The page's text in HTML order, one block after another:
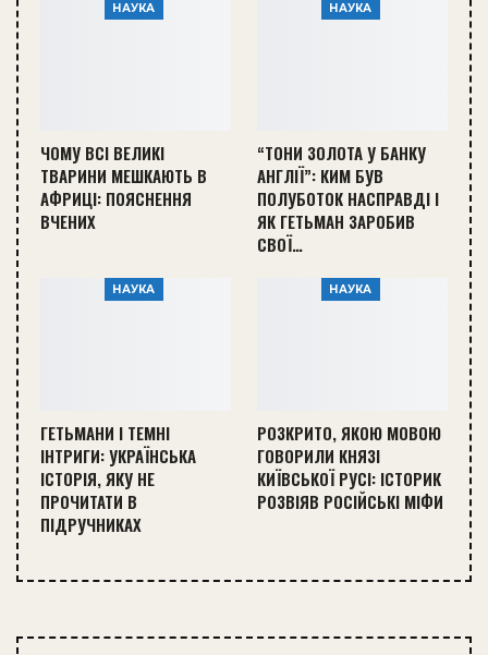
НАУКА
ЧОМУ ВСІ ВЕЛИКІ
ТВАРИНИ МЕШКАЮТЬ В
АФРИЦІ: ПОЯСНЕННЯ
ВЧЕНИХ
НАУКА
“ТОНИ ЗОЛОТА У БАНКУ
АНГЛІЇ”: КИМ БУВ
ПОЛУБОТОК НАСПРАВДІ І
ЯК ГЕТЬМАН ЗАРОБИВ
СВОЇ…
НАУКА
ГЕТЬМАНИ І ТЕМНІ
ІНТРИГИ: УКРАЇНСЬКА
ІСТОРІЯ, ЯКУ НЕ
ПРОЧИТАТИ В
ПІДРУЧНИКАХ
НАУКА
РОЗКРИТО, ЯКОЮ МОВОЮ
ГОВОРИЛИ КНЯЗІ
КИЇВСЬКОЇ РУСІ: ІСТОРИК
РОЗВІЯВ РОСІЙСЬКІ МІФИ